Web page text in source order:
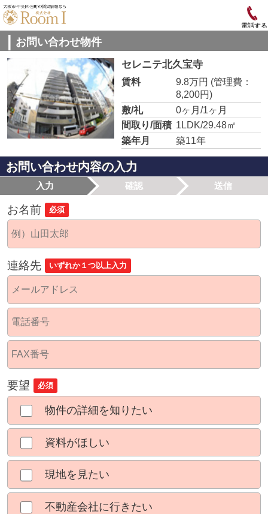
電話する
お問い合わせ物件
セレニテ北久宝寺
賃料 9.8万円 (管理費：
8,200円)
敷/礼
0ヶ月/1ヶ月
間取り/面積 1LDK/29.48㎡
築年月
築11年
お問い合わせ内容の入力
入力 確認 送信
お名前 必須
連絡先 いずれか１つ以上入力
要望 必須
物件の詳細を知りたい
資料がほしい
現地を見たい
不動産会社に行きたい